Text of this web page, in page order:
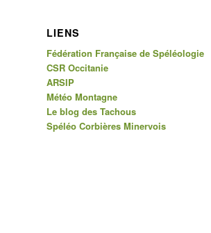
LIENS
Fédération Française de Spéléologie
CSR Occitanie
ARSIP
Météo Montagne
Le blog des Tachous
Spéléo Corbières Minervois